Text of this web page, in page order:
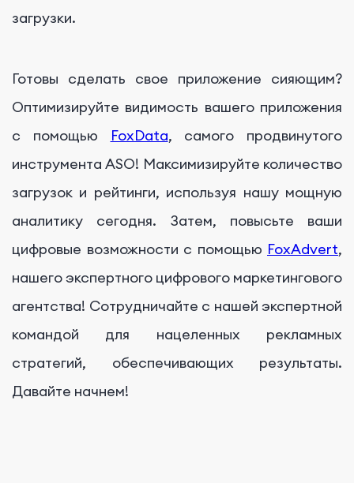
загрузки.
Готовы сделать свое приложение сияющим?
Оптимизируйте видимость вашего приложения
с помощью
FoxData, самого продвинутого
инструмента ASO! Максимизируйте количество
загрузок и рейтинги, используя нашу мощную
аналитику сегодня. Затем, повысьте ваши
цифровые возможности с помощью FoxAdvert,
нашего экспертного цифрового маркетингового
агентства! Сотрудничайте с нашей экспертной
командой для нацеленных рекламных
стратегий, обеспечивающих результаты.
Давайте начнем!